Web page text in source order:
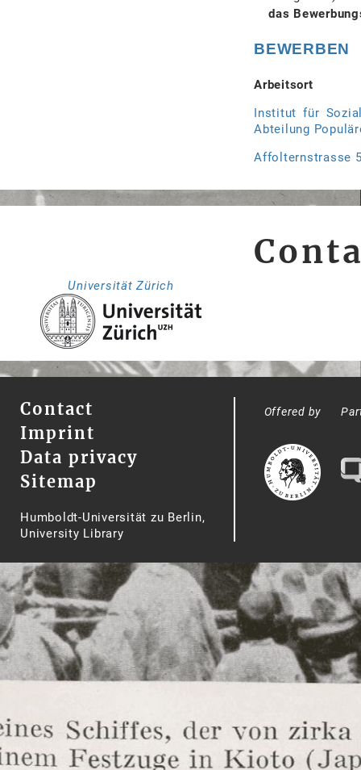
das
BEWERBEN
Arbeitsort
Institut für
Abteilung
Affolternstrasse
Universität Zürich
Contact
Imprint
Data privacy
Sitemap
Humboldt-Universität zu Berlin,
University Library
Offered by